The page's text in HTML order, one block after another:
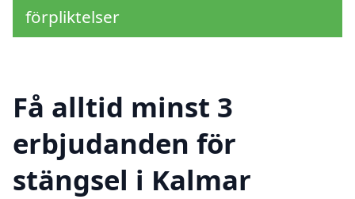
förpliktelser
Få alltid minst 3
erbjudanden för
stängsel i Kalmar